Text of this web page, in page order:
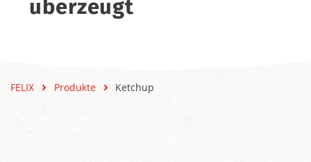
überzeugt
FELIX Produkte Ketchup